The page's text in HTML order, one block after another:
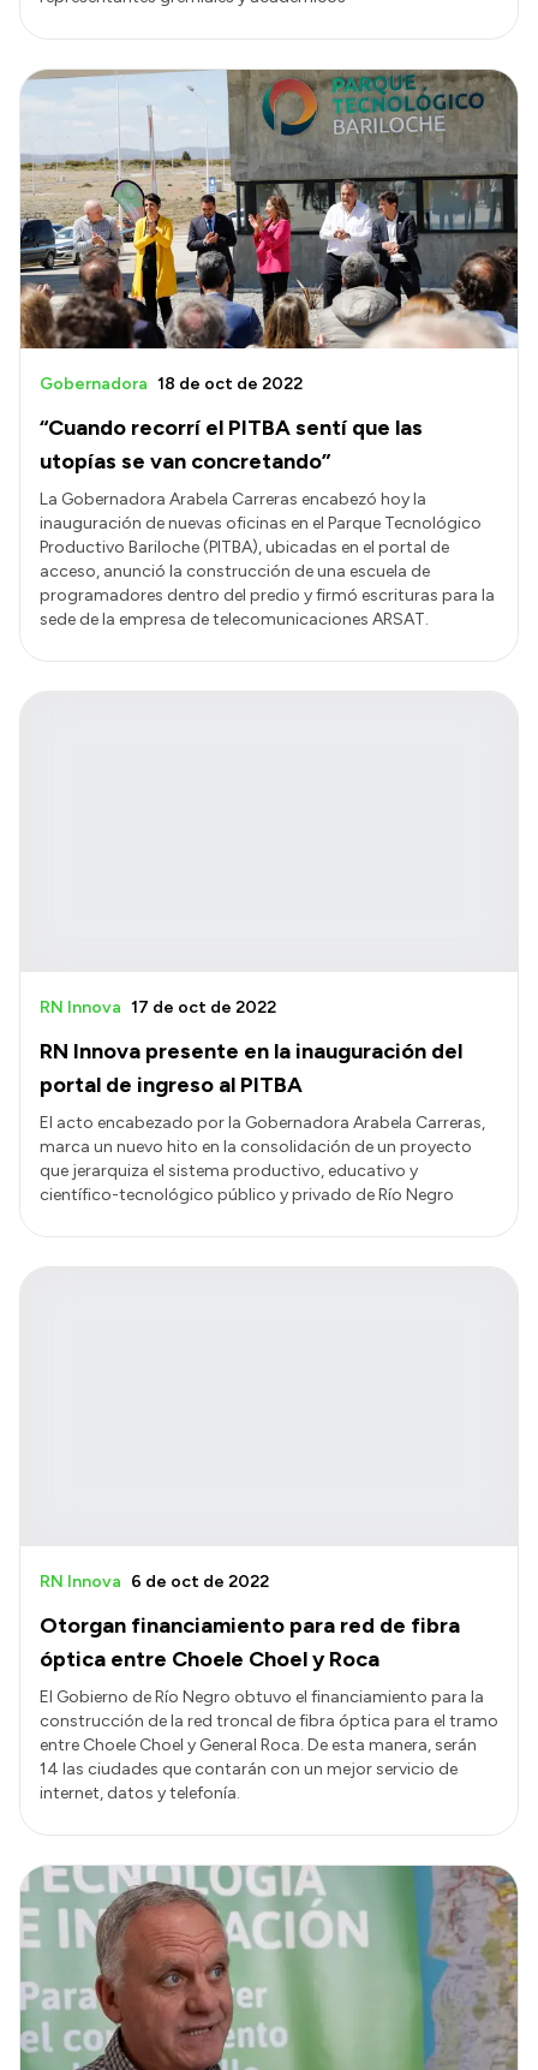
“Cuando recorrí el PITBA sentí que las
utopías se van concretando”
Gobernadora 18 de oct de 2022
La Gobernadora Arabela Carreras encabezó hoy la
inauguración de nuevas oficinas en el Parque Tecnológico
Productivo Bariloche (PITBA), ubicadas en el portal de
acceso, anunció la construcción de una escuela de
programadores dentro del predio y firmó escrituras para la
sede de la empresa de telecomunicaciones ARSAT.
RN Innova presente en la inauguración del
portal de ingreso al PITBA
RN Innova 17 de oct de 2022
El acto encabezado por la Gobernadora Arabela Carreras,
marca un nuevo hito en la consolidación de un proyecto
que jerarquiza el sistema productivo, educativo y
científico-tecnológico público y privado de Río Negro
Otorgan financiamiento para red de fibra
óptica entre Choele Choel y Roca
RN Innova 6 de oct de 2022
El Gobierno de Río Negro obtuvo el financiamiento para la
construcción de la red troncal de fibra óptica para el tramo
entre Choele Choel y General Roca. De esta manera, serán
14 las ciudades que contarán con un mejor servicio de
internet, datos y telefonía.